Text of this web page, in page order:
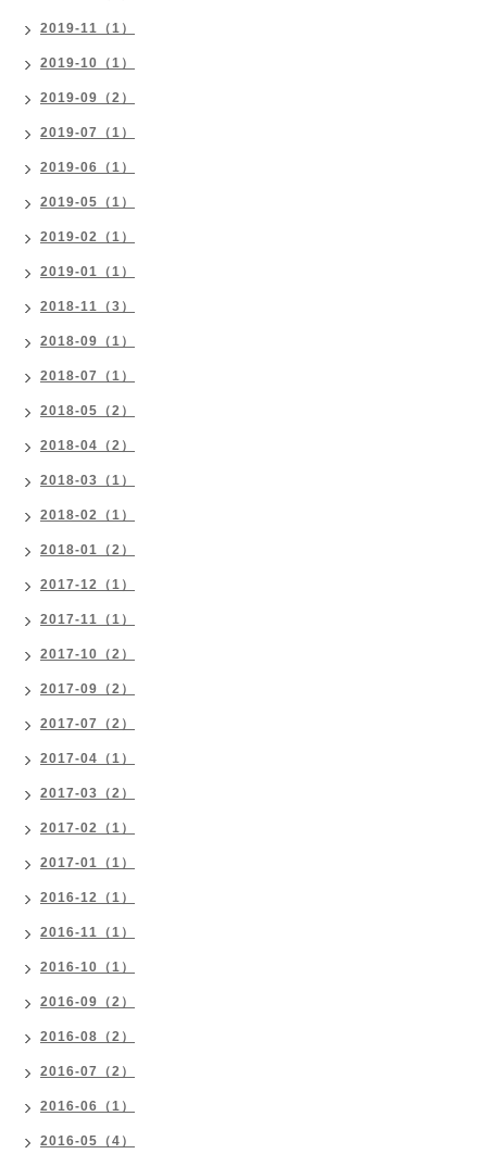
2019-11（1）
2019-10（1）
2019-09（2）
2019-07（1）
2019-06（1）
2019-05（1）
2019-02（1）
2019-01（1）
2018-11（3）
2018-09（1）
2018-07（1）
2018-05（2）
2018-04（2）
2018-03（1）
2018-02（1）
2018-01（2）
2017-12（1）
2017-11（1）
2017-10（2）
2017-09（2）
2017-07（2）
2017-04（1）
2017-03（2）
2017-02（1）
2017-01（1）
2016-12（1）
2016-11（1）
2016-10（1）
2016-09（2）
2016-08（2）
2016-07（2）
2016-06（1）
2016-05（4）